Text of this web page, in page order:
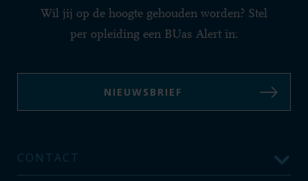
Wil jij op de hoogte gehouden worden? Stel
per opleiding een BUas Alert in:
NIEUWSBRIEF
CONTACT